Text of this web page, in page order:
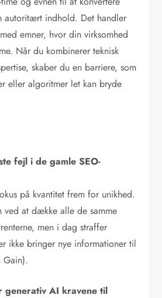
autoritært indhold. Det handler
emner, hvor din virksomhed
Når du kombinerer teknisk
skaber du en barriere, som
eller algoritmer let kan bryde
fejl i de gamle SEO-
på kvantitet frem for unikhed.
ved at dække alle de samme
men i dag straffer
ikke bringer nye informationer til
Gain).
generativ AI kravene til